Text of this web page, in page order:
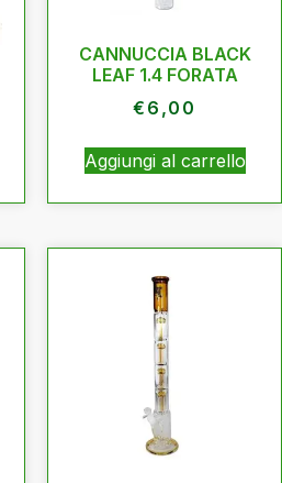
CANNUCCIA BLACK
LEAF 1.4 FORATA
€ 6,00
Aggiungi al carrello